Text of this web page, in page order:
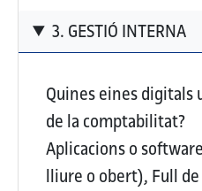
3. GESTIÓ INTERNA
Quines eines
de la comptabilitat?
Aplicacions o
lliure o obert), Full